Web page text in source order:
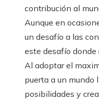
contribución al
Aunque en
un desafío a las
este desafío donde
Al adoptar el
puerta a un mundo
posibilidades y